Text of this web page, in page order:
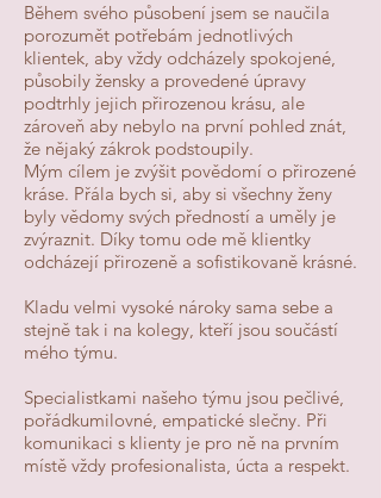
Během svého působení jsem se naučila
porozumět potřebám jednotlivých
klientek, aby vždy odcházely spokojené,
působily žensky a provedené úpravy
podtrhly jejich přirozenou krásu, ale
zároveň aby nebylo na první pohled znát,
že nějaký zákrok podstoupily.
Mým cílem je zvýšit povědomí o přirozené
kráse. Přála bych si, aby si všechny ženy
byly vědomy svých předností a uměly je
zvýraznit. Díky tomu ode mě klientky
odcházejí přirozeně a sofistikovaně krásné.
Kladu velmi vysoké nároky sama sebe a
stejně tak i na kolegy, kteří jsou součástí
mého týmu.
Specialistkami našeho týmu jsou pečlivé,
pořádkumilovné, empatické slečny. Při
komunikaci s klienty je pro ně na prvním
místě vždy profesionalista, úcta a respekt.